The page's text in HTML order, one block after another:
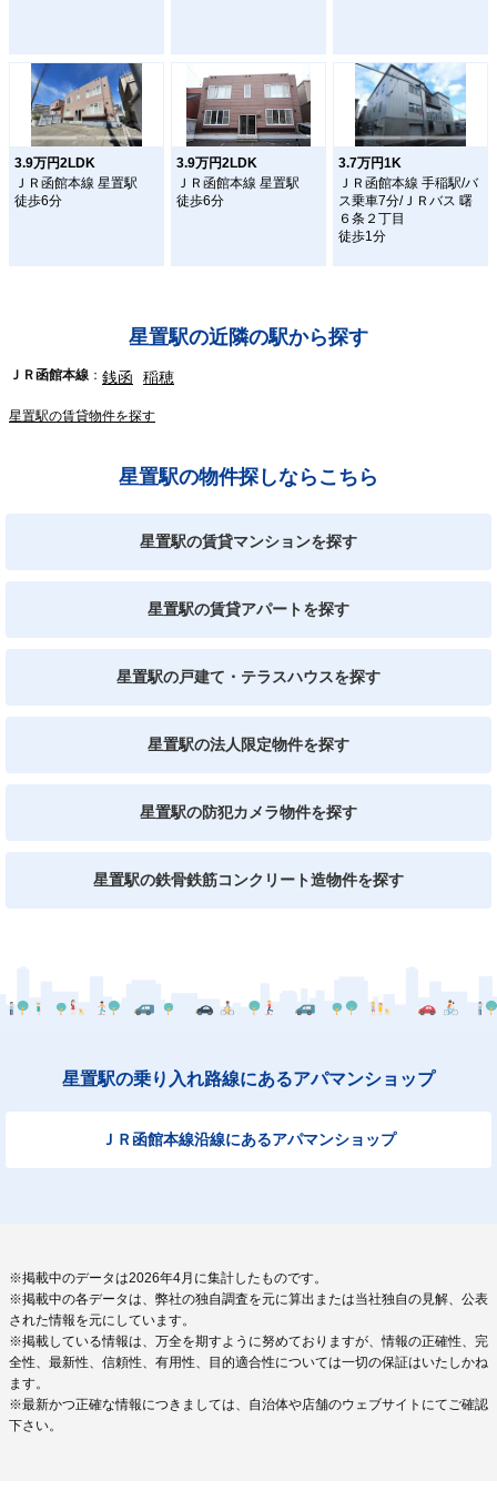
3.9万円2LDK
ＪＲ函館本線 星置駅
徒歩6分
3.9万円2LDK
ＪＲ函館本線 星置駅
徒歩6分
3.7万円1K
ＪＲ函館本線 手稲駅/バ
ス乗車7分/ＪＲバス 曙
６条２丁目
徒歩1分
星置駅の近隣の駅から探す
ＪＲ函館本線 銭函 稲穂
星置駅の賃貸物件を探す
星置駅の物件探しならこちら
星置駅の賃貸マンションを探す
星置駅の賃貸アパートを探す
星置駅の戸建て・テラスハウスを探す
星置駅の法人限定物件を探す
星置駅の防犯カメラ物件を探す
星置駅の鉄骨鉄筋コンクリート造物件を探す
星置駅の乗り入れ路線にあるアパマンショップ
ＪＲ函館本線沿線にあるアパマンショップ
※掲載中のデータは2026年4月に集計したものです。
※掲載中の各データは、弊社の独自調査を元に算出または当社独自の見解、公表
された情報を元にしています。
※掲載している情報は、万全を期すように努めておりますが、情報の正確性、完
全性、最新性、信頼性、有用性、目的適合性については一切の保証はいたしかね
ます。
※最新かつ正確な情報につきましては、自治体や店舗のウェブサイトにてご確認
下さい。